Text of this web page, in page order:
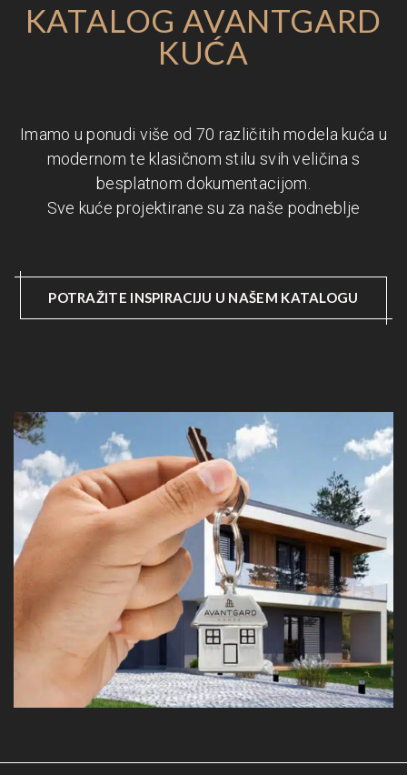
KATALOG AVANTGARD
KUĆA
Imamo u ponudi više od 70 različitih modela kuća u
modernom te klasičnom stilu svih veličina s
besplatnom dokumentacijom.
Sve kuće projektirane su za naše podneblje
POTRAŽITE INSPIRACIJU U NAŠEM KATALOGU